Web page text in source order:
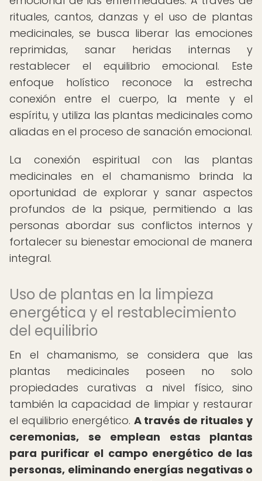
rituales, cantos, danzas y el uso de plantas
medicinales, se busca liberar las emociones
reprimidas, sanar heridas internas y
restablecer el equilibrio emocional. Este
enfoque holístico reconoce la estrecha
conexión entre el cuerpo, la mente y el
espíritu, y utiliza las plantas medicinales como
aliadas en el proceso de sanación emocional.
La conexión espiritual con las plantas
medicinales en el chamanismo brinda la
oportunidad de explorar y sanar aspectos
profundos de la psique, permitiendo a las
personas abordar sus conflictos internos y
fortalecer su bienestar emocional de manera
integral.
Uso de plantas en la limpieza
energética y el restablecimiento
del equilibrio
En el chamanismo, se considera que las
plantas medicinales poseen no solo
propiedades curativas a nivel físico, sino
también la capacidad de limpiar y restaurar
el equilibrio energético. A través de rituales y
ceremonias, se emplean estas plantas
para purificar el campo energético de las
personas, eliminando energías negativas o